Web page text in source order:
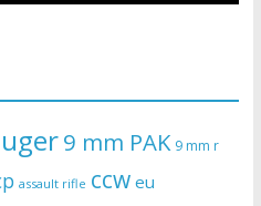
9 mm PAK 9 mm r
assault rifle ccw eu